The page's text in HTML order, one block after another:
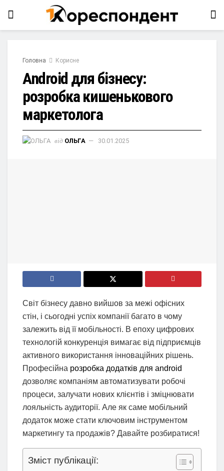
Головна Корисне
Android для бізнесу:
розробка кишенькового
маркетолога
від ОЛЬГА 30.01.2025
Світ бізнесу давно вийшов за межі офісних
стін, і сьогодні успіх компанії багато в чому
залежить від її мобільності. В епоху цифрових
технологій конкуренція вимагає від підприємців
активного використання інноваційних рішень.
Професійна розробка додатків для android
дозволяє компаніям автоматизувати робочі
процеси, залучати нових клієнтів і зміцнювати
лояльність аудиторії. Але як саме мобільний
додаток може стати ключовим інструментом
маркетингу та продажів? Давайте розбиратися!
Зміст публікації: